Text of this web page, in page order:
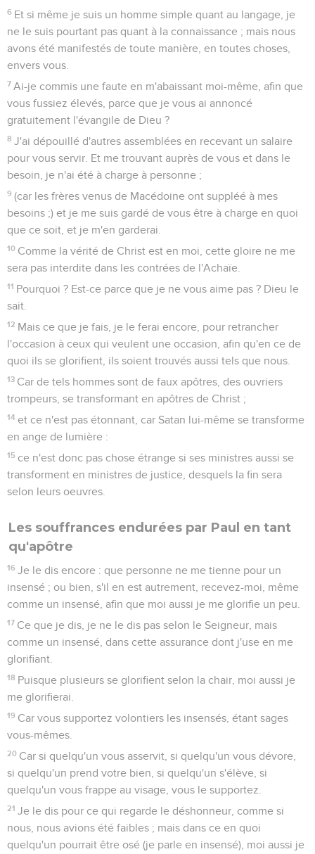
6 Et si même je suis un homme simple quant au langage, je
ne le suis pourtant pas quant à la connaissance ; mais nous
avons été manifestés de toute manière, en toutes choses,
envers vous.
7 Ai-je commis une faute en m'abaissant moi-même, afin que
vous fussiez élevés, parce que je vous ai annoncé
gratuitement l'évangile de Dieu ?
8 J'ai dépouillé d'autres assemblées en recevant un salaire
pour vous servir. Et me trouvant auprès de vous et dans le
besoin, je n'ai été à charge à personne ;
9 (car les frères venus de Macédoine ont suppléé à mes
besoins ;) et je me suis gardé de vous être à charge en quoi
que ce soit, et je m'en garderai.
10 Comme la vérité de Christ est en moi, cette gloire ne me
sera pas interdite dans les contrées de l'Achaïe.
11 Pourquoi ? Est-ce parce que je ne vous aime pas ? Dieu le
sait.
12 Mais ce que je fais, je le ferai encore, pour retrancher
l'occasion à ceux qui veulent une occasion, afin qu'en ce de
quoi ils se glorifient, ils soient trouvés aussi tels que nous.
13 Car de tels hommes sont de faux apôtres, des ouvriers
trompeurs, se transformant en apôtres de Christ ;
14 et ce n'est pas étonnant, car Satan lui-même se transforme
en ange de lumière :
15 ce n'est donc pas chose étrange si ses ministres aussi se
transforment en ministres de justice, desquels la fin sera
selon leurs oeuvres.
Les souffrances endurées par Paul en tant
qu'apôtre
16 Je le dis encore : que personne ne me tienne pour un
insensé ; ou bien, s'il en est autrement, recevez-moi, même
comme un insensé, afin que moi aussi je me glorifie un peu.
17 Ce que je dis, je ne le dis pas selon le Seigneur, mais
comme un insensé, dans cette assurance dont j'use en me
glorifiant.
18 Puisque plusieurs se glorifient selon la chair, moi aussi je
me glorifierai.
19 Car vous supportez volontiers les insensés, étant sages
vous-mêmes.
20 Car si quelqu'un vous asservit, si quelqu'un vous dévore,
si quelqu'un prend votre bien, si quelqu'un s'élève, si
quelqu'un vous frappe au visage, vous le supportez.
21 Je le dis pour ce qui regarde le déshonneur, comme si
nous, nous avions été faibles ; mais dans ce en quoi
quelqu'un pourrait être osé (je parle en insensé), moi aussi je